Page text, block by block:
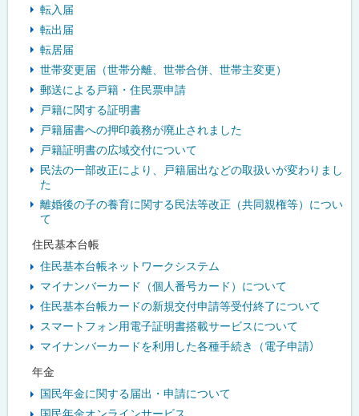
転入届
転出届
転居届
世帯変更届（世帯分離、世帯合併、世帯主変更）
郵送による戸籍・住民票申請
戸籍に関する証明書
戸籍届書への押印義務が廃止されました
戸籍証明書の広域交付について
民法の一部改正により、戸籍届出などの取扱いが変わりまし
た
離婚後の子の養育に関する民法等改正（共同親権等）につい
て
住民基本台帳
住民基本台帳ネットワークシステム
マイナンバーカード（個人番号カード）について
住民基本台帳カードの新規交付申請等受付終了について
スマートフォン用電子証明書搭載サービスについて
マイナンバーカードを利用した各種手続き（電子申請）
年金
国民年金に関する届出・申請について